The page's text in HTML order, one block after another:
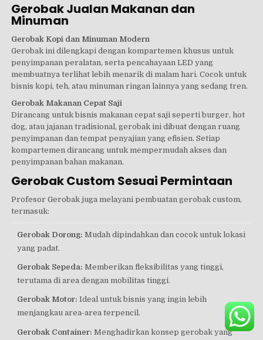
Gerobak Jualan Makanan dan
Minuman
Gerobak Kopi dan Minuman Modern
Gerobak ini dilengkapi dengan kompartemen khusus untuk
penyimpanan peralatan, serta pencahayaan LED yang
membuatnya terlihat lebih menarik di malam hari. Cocok untuk
bisnis kopi, teh, atau minuman ringan lainnya yang sedang tren.
Gerobak Makanan Cepat Saji
Dirancang untuk bisnis makanan cepat saji seperti burger, hot
dog, atau jajanan tradisional, gerobak ini dibuat dengan ruang
penyimpanan dan tempat penyajian yang efisien. Setiap
kompartemen dirancang untuk mempermudah akses dan
penyimpanan bahan makanan.
Gerobak Custom Sesuai Permintaan
Profesor Gerobak juga melayani pembuatan gerobak custom,
termasuk:
Gerobak Dorong: Mudah dipindahkan dan cocok untuk lokasi
yang padat.
Gerobak Sepeda: Memberikan fleksibilitas yang tinggi,
terutama di area dengan mobilitas tinggi.
Gerobak Motor: Ideal untuk bisnis yang ingin lebih
menjangkau area-area terpencil.
Gerobak Container: Menghadirkan konsep gerobak yang